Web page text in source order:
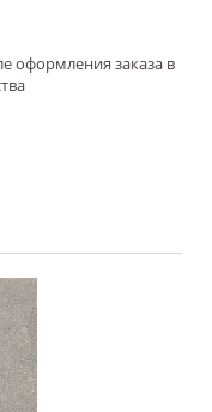
оформления заказа в